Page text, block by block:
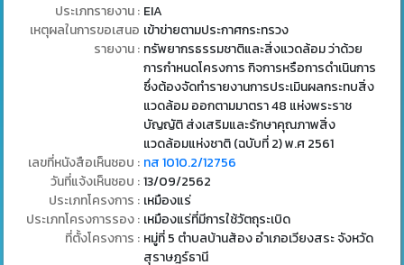
ประเภทรายงาน : EIA
เหตุผลในการขอเสนอ
รายงาน :
เข้าข่ายตามประกาศกระทรวง
ทรัพยากรธรรมชาติและสิ่งแวดล้อม ว่าด้วย
การกำหนดโครงการ กิจการหรือการดำเนินการ
ซึ่งต้องจัดทำรายงานการประเมินผลกระทบสิ่ง
แวดล้อม ออกตามมาตรา 48 แห่งพระราช
บัญญัติ ส่งเสริมและรักษาคุณภาพสิ่ง
แวดล้อมแห่งชาติ (ฉบับที่ 2) พ.ศ 2561
เลขที่หนังสือเห็นชอบ : ทส 1010.2/12756
วันที่แจ้งเห็นชอบ : 13/09/2562
ประเภทโครงการ : เหมืองแร่
ประเภทโครงการรอง : เหมืองแร่ที่มีการใช้วัตถุระเบิด
ที่ตั้งโครงการ : หมู่ที่ 5 ตำบลบ้านส้อง อำเภอเวียงสระ จังหวัด
สุราษฎร์ธานี